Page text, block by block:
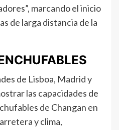
marcando el inicio
de larga distancia de la
de Lisboa, Madrid y
las capacidades de
de Changan en
y clima,